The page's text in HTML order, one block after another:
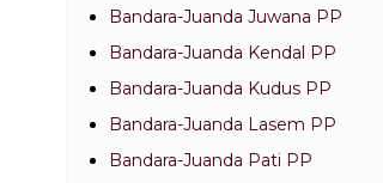
Bandara-Juanda Juwana PP
Bandara-Juanda Kendal PP
Bandara-Juanda Kudus PP
Bandara-Juanda Lasem PP
Bandara-Juanda Pati PP